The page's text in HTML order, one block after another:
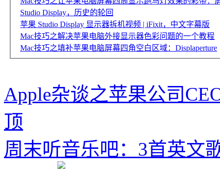
Studio Display，历史的轮回
苹果 Studio Display 显示器拆机视频 | iFixit，中文字幕版
Mac技巧之解决苹果电脑外接显示器色彩问题的一个教程
Mac技巧之填补苹果电脑屏幕四角空白区域：Displaperture
Apple杂谈之苹果公司
顶
周末听音乐吧：3首英文